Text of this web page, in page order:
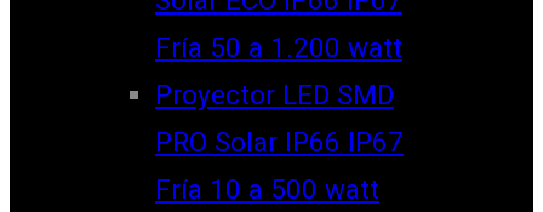
Fría 50 a 1.200 watt
Proyector LED SMD
PRO Solar IP66 IP67
Fría 10 a 500 watt